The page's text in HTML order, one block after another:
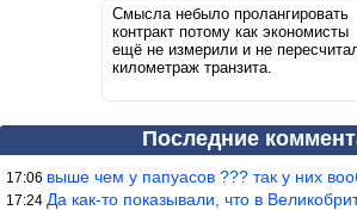
Смысла небыло пролангировать
контракт потому как экономисты
ещё не измерили и не
километраж транзита.
Последние
17:06 выше чем у папуасов ??? так у них
17:24 Да как-то показывали, что в Великобритании